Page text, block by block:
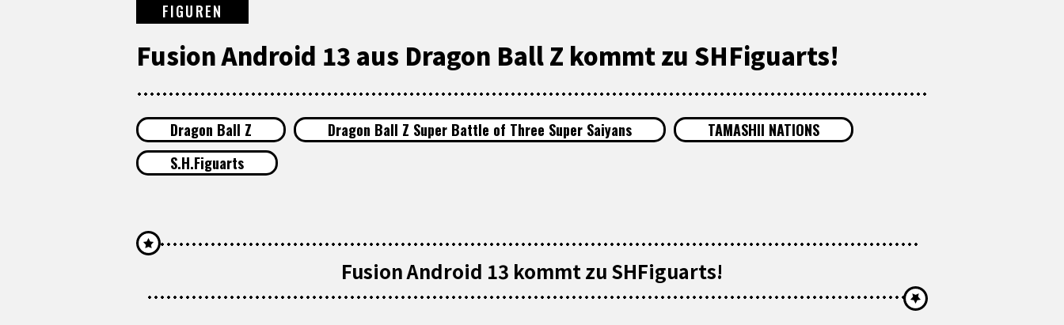
FIGUREN
Fusion Android 13 aus Dragon Ball Z kommt zu SHFiguarts!
Dragon Ball Z Dragon Ball Z Super Battle of Three Super Saiyans
TAMASHII NATIONS
S.H.Figuarts
Fusion Android 13 kommt zu SHFiguarts!